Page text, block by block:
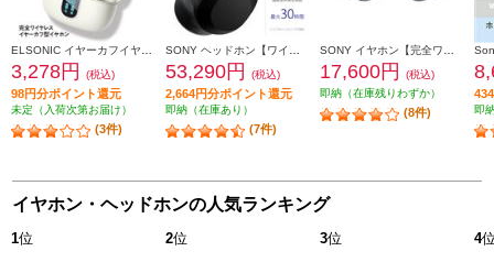
3,278円 (税込)
98円分ポイント還元
未定（入荷次第お届け）
(3件)
53,290円 (税込)
2,664円分ポイント還元
即納（在庫あり）
(7件)
17,600円
(税込)
即納（在庫残りわずか）
(8件) 即
イヤホン・ヘッドホンの人気ランキング
1位 2位 3位 4